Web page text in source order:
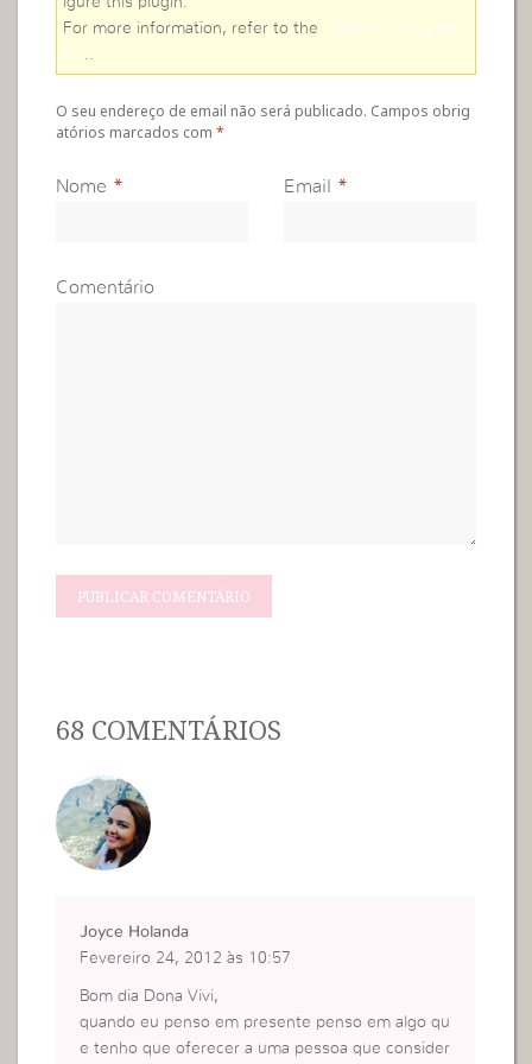
For more information, refer to the
online user guid
e
O seu endereço de email não será publicado. Campos obrig
atórios marcados com*
Nome * Email *
Comentário
68 COMENTÁRIOS
Joyce Holanda
Fevereiro 24, 2012 às 10:57
Bom dia Dona Vivi,
quando eu penso em presente penso em algo qu
e tenho que oferecer a uma pessoa que consider